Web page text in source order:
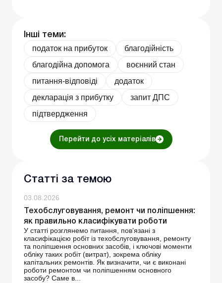
Інші теми:
податок на прибуток
благодійність
благодійна допомога
воєнний стан
питання-відповіді
додаток
декларація з прибутку
запит ДПС
підтвердження
Перейти до усіх матеріалів
Статті за темою
03.08.2026
Техобслуговування, ремонт чи поліпшення:
як правильно класифікувати роботи
У статті розглянемо питання, пов’язані з
класифікацією робіт із техобслуговування, ремонту
та поліпшення основних засобів, і ключові моменти
обліку таких робіт (витрат), зокрема обліку
капітальних ремонтів. Як визначити, чи є виконані
роботи ремонтом чи поліпшенням основного
засобу? Саме в...